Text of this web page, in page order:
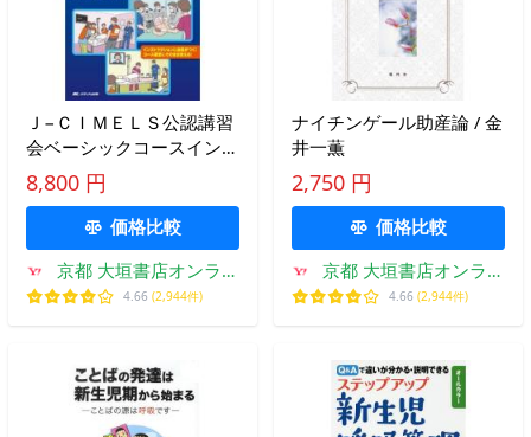
Ｊ−ＣＩＭＥＬＳ公認講習
会ベーシックコースインス
トラクターマニュアル 産
婦人科必修母体急変時の初
期対応 / 日本母体救命シス
テム
8,800 円
価格比較
京都 大垣書店オンライ
ン
4.66 (2,944件)
ナイチンゲール助産論 / 金
井一薫
2,750 円
価格比較
京都 大垣書店オンライ
ン
4.66 (2,944件)